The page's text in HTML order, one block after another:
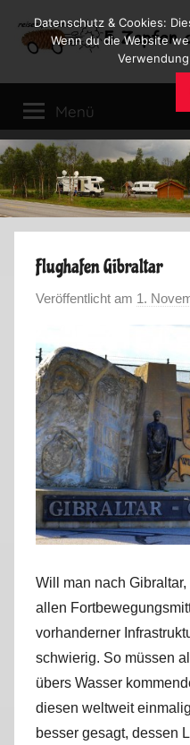
Inhalt
Reiseblog
Leben
im
Wohnmobil
Menü
Flughafen Gibraltar
Veröffentlicht am 1.
Will man nach
allen
vorhanderner
schwierig. So müssen
übers Wasser
diesen weltweit
besser gesagt, dessen
Datenschutz & Cookies:
Wenn du die Website